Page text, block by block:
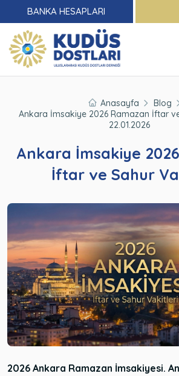
BANKA HESAPLARI
Anasayfa
Blog
Ankara İmsakiye 2026 Ramazan İftar
22.01.2026
Ankara İmsakiye
İftar ve Sahur
2026 Ankara Ramazan İmsakiyesi.